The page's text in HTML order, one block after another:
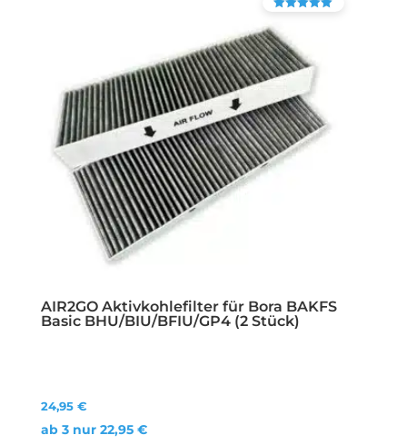
AIR2GO Aktivkohlefilter für Bora BAKFS
Basic BHU/BIU/BFIU/GP4 (2 Stück)
4.90
von 5
24,95€
ab 3 nur22,95€